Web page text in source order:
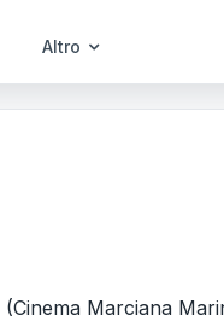
Altro
(Cinema Marciana